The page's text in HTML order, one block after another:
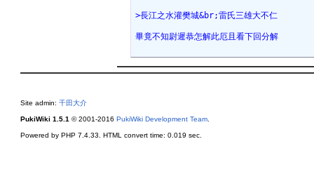
>長江之水灌樊城&br;雷氏三雄大不仁
畢竟不知尉遲恭怎解此厄且看下回分解
Site admin: 千田大介
PukiWiki 1.5.1 © 2001-2016 PukiWiki Development Team
Powered by PHP 7.4.33. HTML convert time: 0.019 sec.